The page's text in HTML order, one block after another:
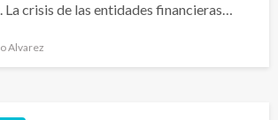
La crisis de las entidades financieras…
Alvarez